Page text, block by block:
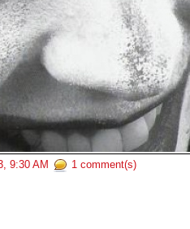
9:30 AM 1 comment(s)